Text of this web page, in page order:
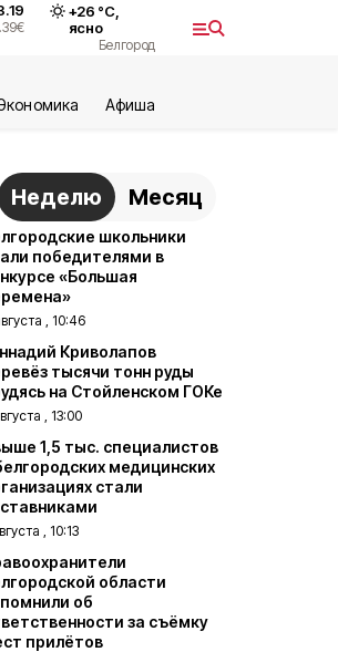
€
+26 °С,
ясно
Белгород
Aфиша
Неделю Месяц
школьники
победителями в
«Большая
, 10:46
Криволапов
тысячи тонн руды
на Стойленском ГОКе
, 13:00
1,5 тыс. специалистов
медицинских
стали
, 10:13
области
об
за съёмку
прилётов